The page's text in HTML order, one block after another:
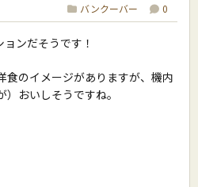
バンクーバー 0
ンだそうです！
食のイメージがありますが、機内
おいしそうですね。